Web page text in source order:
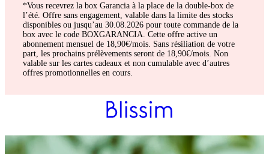
*Vous recevrez la box Garancia à la place de la double-box de
l’été. Offre sans engagement, valable dans la limite des stocks
disponibles ou jusqu’au 30.08.2026 pour toute commande de la
box avec le code BOXGARANCIA. Cette offre active un
abonnement mensuel de 18,90€/mois. Sans résiliation de votre
part, les prochains prélèvements seront de 18,90€/mois. Non
valable sur les cartes cadeaux et non cumulable avec d’autres
offres promotionnelles en cours.